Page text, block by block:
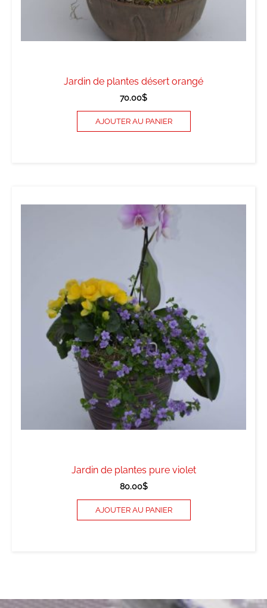
Jardin de plantes désert orangé
70.00$
AJOUTER AU PANIER
Jardin de plantes pure violet
80.00$
AJOUTER AU PANIER